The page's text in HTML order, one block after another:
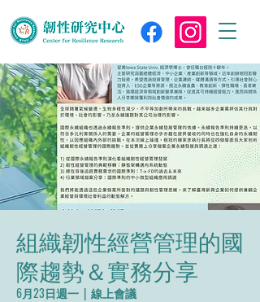
組織韌性經營管理的國
際趨勢＆實務分享
6月23日週一
  |
線上會議